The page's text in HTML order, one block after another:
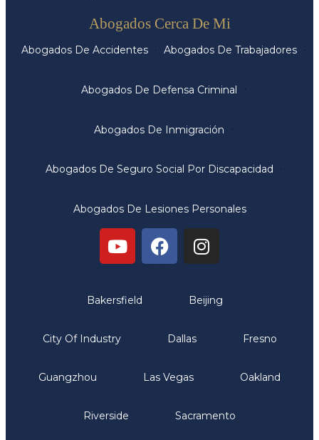
Abogados Cerca De Mi
Abogados De Accidentes Abogados De Trabajadores
Abogados De Defensa Criminal
Abogados De Inmigración
Abogados De Seguro Social Por Discapacidad
Abogados De Lesiones Personales
Bakersfield Beijing
City Of Industry Dallas Fresno
Guangzhou Las Vegas Oakland
Riverside Sacramento